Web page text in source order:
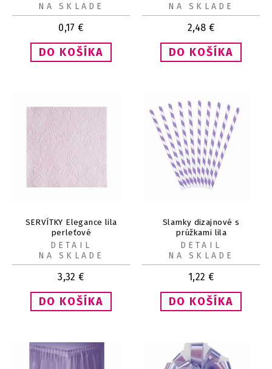
0,17 €
NA SKLADE
2,48 €
NA SKLADE
SERVÍTKY Elegance lila
perleťové
3,32 €
DETAIL
NA SKLADE
Slamky dizajnové s
prúžkami lila
1,22 €
DETAIL
NA SKLADE